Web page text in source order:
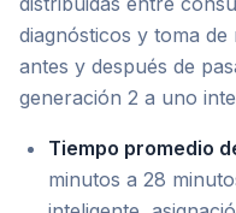
diagnósticos y toma
antes y después de
generación 2 a uno
Tiempo promedio
minutos a 28